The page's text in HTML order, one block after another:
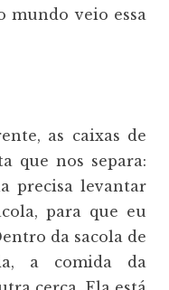
mundo veio essa
as caixas de
que nos separa:
precisa levantar
para que eu
da sacola de
a comida da